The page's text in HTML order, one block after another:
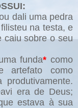
dali uma pedra
na testa, e
caiu sobre o seu
funda* como
artefato como
era de Deus;
estava à sua